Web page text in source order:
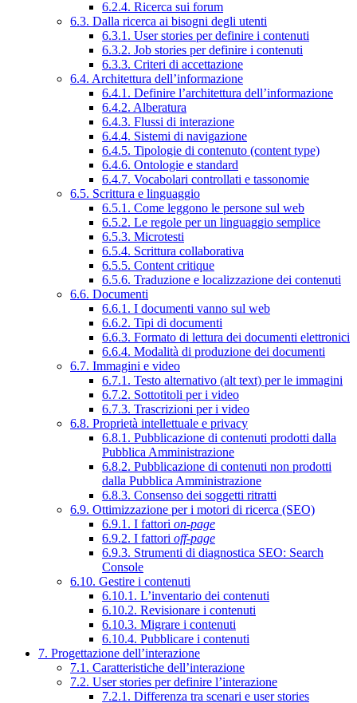
6.2.4. Ricerca sui forum
6.3. Dalla ricerca ai bisogni degli utenti
6.3.1. User stories per definire i contenuti
6.3.2. Job stories per definire i contenuti
6.3.3. Criteri di accettazione
6.4. Architettura dell’informazione
6.4.1. Definire l’architettura dell’informazione
6.4.2. Alberatura
6.4.3. Flussi di interazione
6.4.4. Sistemi di navigazione
6.4.5. Tipologie di contenuto (content type)
6.4.6. Ontologie e standard
6.4.7. Vocabolari controllati e tassonomie
6.5. Scrittura e linguaggio
6.5.1. Come leggono le persone sul web
6.5.2. Le regole per un linguaggio semplice
6.5.3. Microtesti
6.5.4. Scrittura collaborativa
6.5.5. Content critique
6.5.6. Traduzione e localizzazione dei contenuti
6.6. Documenti
6.6.1. I documenti vanno sul web
6.6.2. Tipi di documenti
6.6.3. Formato di lettura dei documenti elettronici
6.6.4. Modalità di produzione dei documenti
6.7. Immagini e video
6.7.1. Testo alternativo (alt text) per le immagini
6.7.2. Sottotitoli per i video
6.7.3. Trascrizioni per i video
6.8. Proprietà intellettuale e privacy
6.8.1. Pubblicazione di contenuti prodotti dalla
Pubblica Amministrazione
6.8.2. Pubblicazione di contenuti non prodotti
dalla Pubblica Amministrazione
6.8.3. Consenso dei soggetti ritratti
6.9. Ottimizzazione per i motori di ricerca (SEO)
6.9.1. I fattori on-page
6.9.2. I fattori off-page
6.9.3. Strumenti di diagnostica SEO: Search
Console
6.10. Gestire i contenuti
6.10.1. L’inventario dei contenuti
6.10.2. Revisionare i contenuti
6.10.3. Migrare i contenuti
6.10.4. Pubblicare i contenuti
7. Progettazione dell’interazione
7.1. Caratteristiche dell’interazione
7.2. User stories per definire l’interazione
7.2.1. Differenza tra scenari e user stories